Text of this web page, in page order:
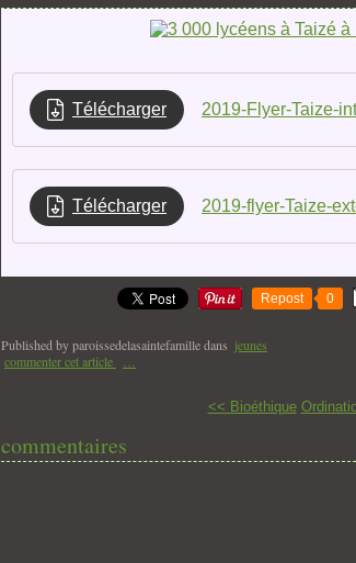
Télécharger 2019-Flyer-Taize-
Télécharger 2019-flyer-Taize-
Repost 0
Published by paroissedelasaintefamilledans jeunes
commenter cet article
<< Bioéthique
commentaires